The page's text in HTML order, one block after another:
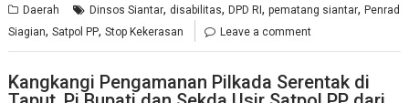
Daerah Dinsos Siantar, disabilitas,DPD RI,pematang siantar,Penrad
Siagian,Satpol PP,Stop Kekerasan Leave a comment
Kangkangi Pengamanan Pilkada Serentak di